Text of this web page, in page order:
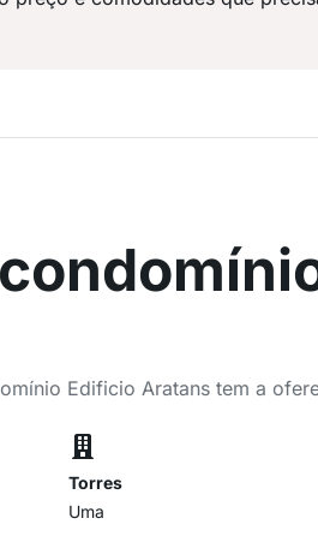
Edificio Aratans tem a
Torres
Uma